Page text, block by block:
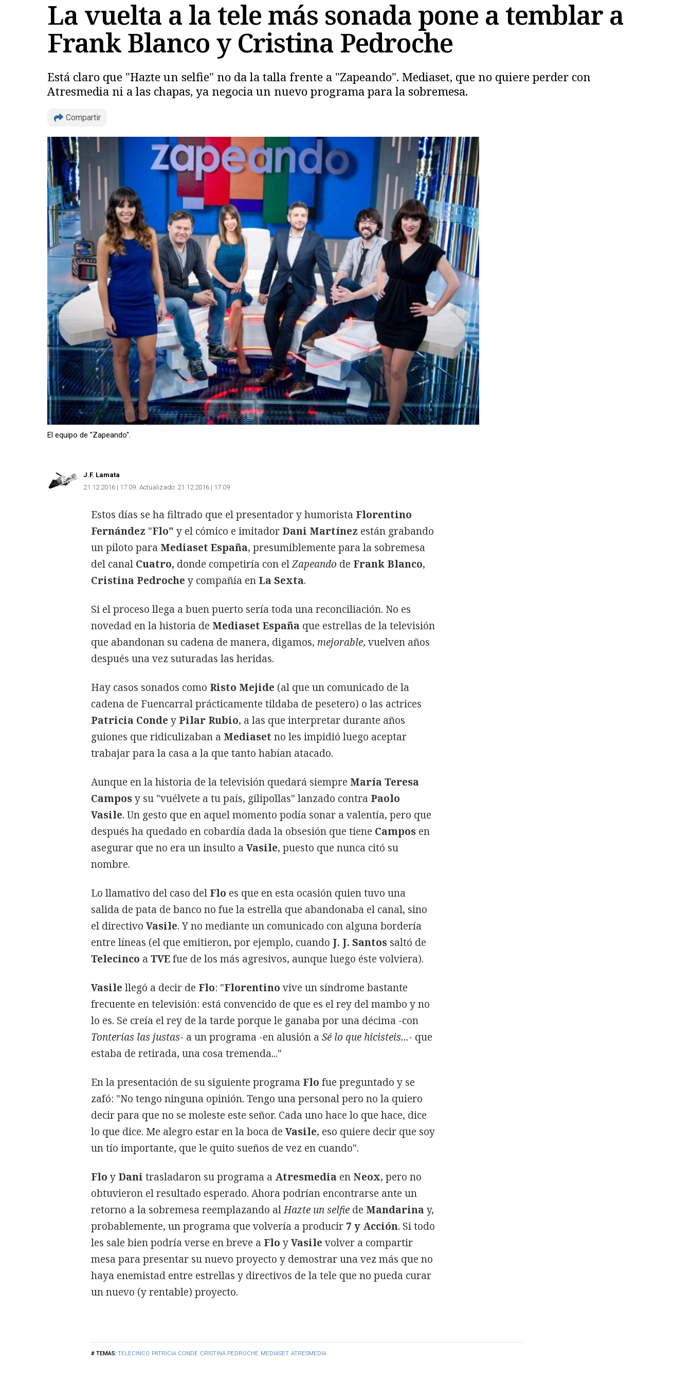
La vuelta a la tele más sonada pone a temblar a
Frank Blanco y Cristina Pedroche
Está claro que "Hazte un selfie" no da la talla frente a "Zapeando". Mediaset, que no quiere perder con
Atresmedia ni a las chapas, ya negocia un nuevo programa para la sobremesa.
Compartir
Copiar
El equipo de "Zapeando".
J.F. Lamata
21.12.2016 | 17:09 Actualizado: 21.12.2016 | 17:09
TELECINCO PATRICIA CONDE CRISTINA PEDROCHE MEDIASET ATRESMEDIA
Estos días se ha filtrado que el presentador y humorista Florentino
Fernández "Flo" y el cómico e imitador Dani Martínez están grabando
un piloto para Mediaset España, presumiblemente para la sobremesa
del canal Cuatro, donde competiría con elZapeando de Frank Blanco,
Cristina Pedroche y compañía en La Sexta.
Si el proceso llega a buen puerto sería toda una reconciliación. No es
novedad en la historia de Mediaset España que estrellas de la televisión
que abandonan su cadena de manera, digamos, mejorable, vuelven años
después una vez suturadas las heridas.
Hay casos sonados como Risto Mejide (al que un comunicado de la
cadena de Fuencarral prácticamente tildaba de pesetero) o las actrices
Patricia Conde y Pilar Rubio, a las que interpretar durante años
guiones que ridiculizaban a Mediaset no les impidió luego aceptar
trabajar para la casa a la que tanto habían atacado.
Aunque en la historia de la televisión quedará siempre María Teresa
Camposy su "vuélvete a tu país, gilipollas" lanzado contra Paolo
Vasile. Un gesto que en aquel momento podía sonar a valentía, pero que
después ha quedado en cobardía dada la obsesión que tiene Campos en
asegurar que no era un insulto a Vasile, puesto que nunca citó su
nombre.
Lo llamativo del caso del Flo es que en esta ocasión quien tuvo una
salida de pata de banco no fue la estrella que abandonaba el canal, sino
el directivo Vasile. Y no mediante un comunicado con alguna bordería
entre líneas (el que emitieron, por ejemplo, cuando J. J. Santos saltó de
Telecinco a TVEfue de los más agresivos, aunque luego éste volviera).
Vasile llegó a decir de Flo: "Florentinovive un síndrome bastante
frecuente en televisión: está convencido de que es el rey del mambo y no
lo es. Se creía el rey de la tarde porque le ganaba por una décima -con
Tonterías las justas- a un programa -en alusión a Sé lo que hicisteis...- que
estaba de retirada, una cosa tremenda..."
En la presentación de su siguiente programa Flo fue preguntado y se
zafó: "No tengo ninguna opinión. Tengo una personal pero no la quiero
decir para que no se moleste este señor. Cada uno hace lo que hace, dice
lo que dice. Me alegro estar en la boca de Vasile, eso quiere decir que soy
un tío importante, que le quito sueños de vez en cuando".
Flo y Dani trasladaron su programa a Atresmedia en Neox, pero no
obtuvieron el resultado esperado. Ahora podrían encontrarse ante un
retorno a la sobremesa reemplazando alHazte un selfie de Mandarina y,
probablemente, un programa que volvería a producir 7 y Acción. Si todo
les sale bien podría verse en breve a Flo yVasilevolver a compartir
mesa para presentar su nuevo proyecto y demostrar una vez más que no
haya enemistad entre estrellas y directivos de la tele que no pueda curar
un nuevo (y rentable) proyecto.